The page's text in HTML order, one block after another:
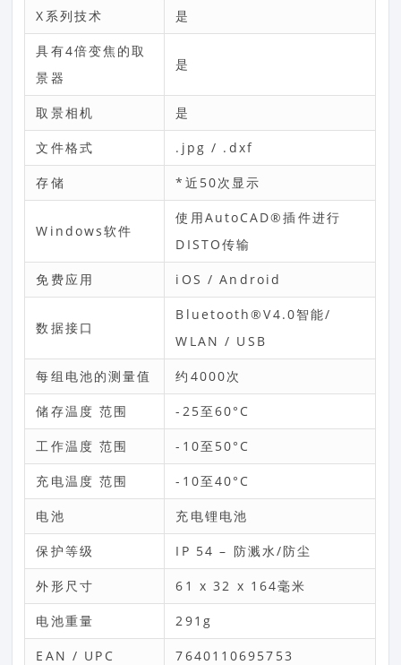
X系列技术 是
具有4倍变焦的取
景器
是
取景相机 是
文件格式 .jpg / .dxf
存储 *近50次显示
Windows软件
使用AutoCAD®插件进行
DISTO传输
免费应用 iOS / Android
数据接口
Bluetooth®V4.0智能/
WLAN / USB
每组电池的测量值 约4000次
储存温度 范围 -25至60°C
工作温度 范围 -10至50°C
充电温度 范围 -10至40°C
电池 充电锂电池
保护等级 IP 54 – 防溅水/防尘
外形尺寸 61 x 32 x 164毫米
电池重量 291g
EAN / UPC 7640110695753